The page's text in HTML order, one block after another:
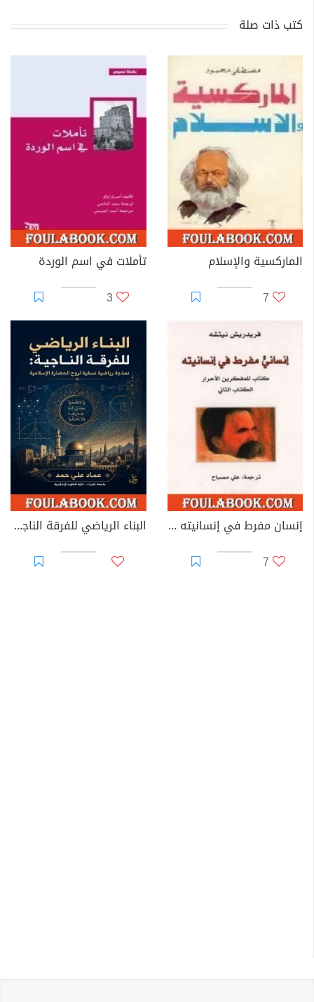
كتب ذات صلة
الماركسية والإسلام
7
تأملات في اسم الوردة
3
إنسان مفرط في إنسانيته - ج2
7
البناء الرياضي للفرقة الناجية: نمذجة رياضية نسقية لروح الحضارة الإسلامية